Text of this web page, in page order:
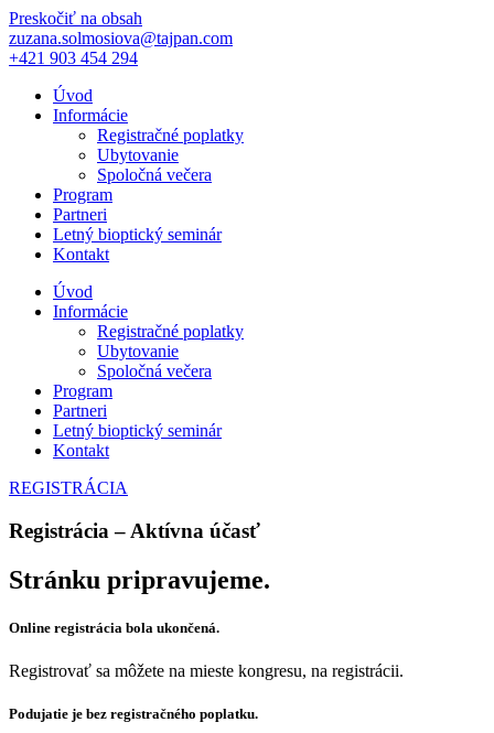
Preskočiť na obsah
zuzana.solmosiova@tajpan.com
+421 903 454 294
Úvod
Informácie
Registračné poplatky
Ubytovanie
Spoločná večera
Program
Partneri
Letný bioptický seminár
Kontakt
Úvod
Informácie
Registračné poplatky
Ubytovanie
Spoločná večera
Program
Partneri
Letný bioptický seminár
Kontakt
REGISTRÁCIA
Registrácia – Aktívna účasť
Stránku pripravujeme.
Online registrácia bola ukončená.
Registrovať sa môžete na mieste kongresu, na registrácii.
Podujatie je bez registračného poplatku.